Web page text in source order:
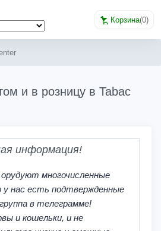
Корзина(0)
и в розницу в Tabac
информация!
многочисленные
у нас есть подтвержденные
в телеграмме!
и кошельки, и не